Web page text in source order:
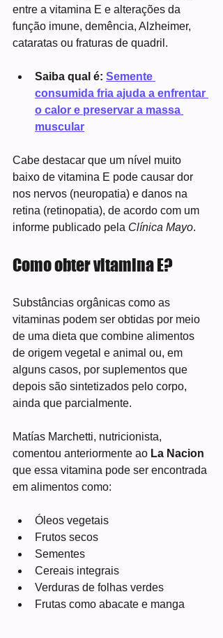
entre a vitamina E e alterações da
função imune, demência, Alzheimer,
cataratas ou fraturas de quadril.
Saiba qual é: Semente
consumida fria ajuda a enfrentar
o calor e preservar a massa
muscular
Cabe destacar que um nível muito
baixo de vitamina E pode causar dor
nos nervos (neuropatia) e danos na
retina (retinopatia), de acordo com um
informe publicado pela Clínica Mayo.
Como obter vitamina E?
Substâncias orgânicas como as
vitaminas podem ser obtidas por meio
de uma dieta que combine alimentos
de origem vegetal e animal ou, em
alguns casos, por suplementos que
depois são sintetizados pelo corpo,
ainda que parcialmente.
Matías Marchetti, nutricionista,
comentou anteriormente ao La Nacion
que essa vitamina pode ser encontrada
em alimentos como:
Óleos vegetais
Frutos secos
Sementes
Cereais integrais
Verduras de folhas verdes
Frutas como abacate e manga